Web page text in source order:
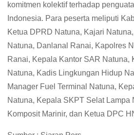
komitmen kolektif terhadap
Indonesia. Para peserta meliputi
Ketua DPRD Natuna, Kajari
Natuna, Danlanal Ranai, Kapolres
Ranai, Kepala Kantor SAR Natuna,
Natuna, Kadis Lingkungan Hidup
Manager Fuel Terminal Natuna,
Natuna, Kepala SKPT Selat Lampa
Komposit Marinir, dan Ketua DPC